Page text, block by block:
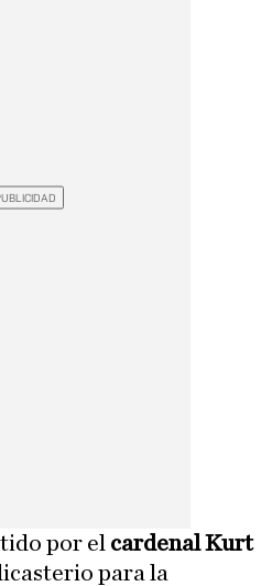
por el cardenal Kurt
para la